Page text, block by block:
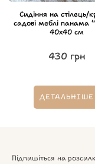
Сидіння на стілець/
садові меблі панама
40х40 см
430 грн
ДЕТАЛЬНІШЕ
Підпишіться на